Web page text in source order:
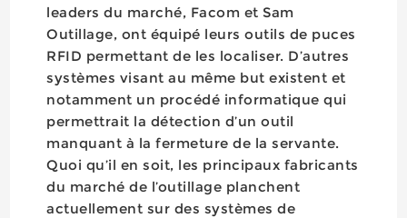
leaders du marché, Facom et Sam
Outillage, ont équipé leurs outils de puces
RFID permettant de les localiser. D’autres
systèmes visant au même but existent et
notamment un procédé informatique qui
permettrait la détection d’un outil
manquant à la fermeture de la servante.
Quoi qu’il en soit, les principaux fabricants
du marché de l’outillage planchent
actuellement sur des systèmes de